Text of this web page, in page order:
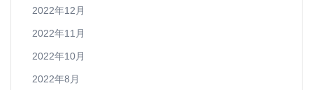
2022年12月
2022年11月
2022年10月
2022年8月